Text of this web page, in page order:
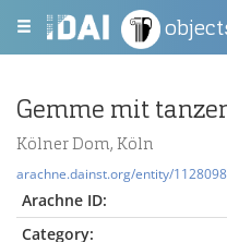
Gemme mit
Kölner Dom, Köln
arachne.dainst.org/entity/1128098
Arachne ID:
Category: